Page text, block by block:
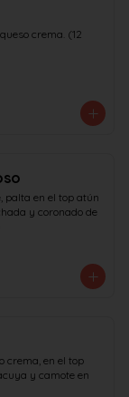
crema. (12
palta en el top atún
y coronado de
crema, en el top
y camote en